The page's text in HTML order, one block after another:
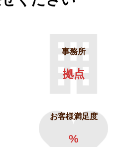
事務所
拠点
お客様満足度
%